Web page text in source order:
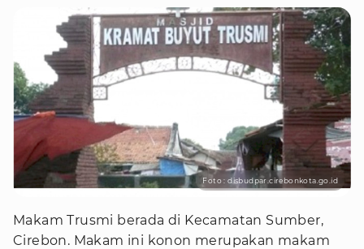
Foto : disbudpar.cirebonkota.go.id
Makam Trusmi berada di Kecamatan Sumber,
Cirebon. Makam ini konon merupakan makam